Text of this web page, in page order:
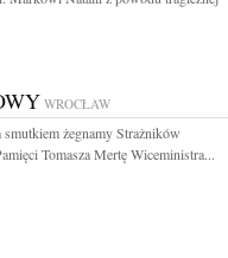
WROCŁAW
żegnamy Strażników
Tomasza Mertę Wiceministra...